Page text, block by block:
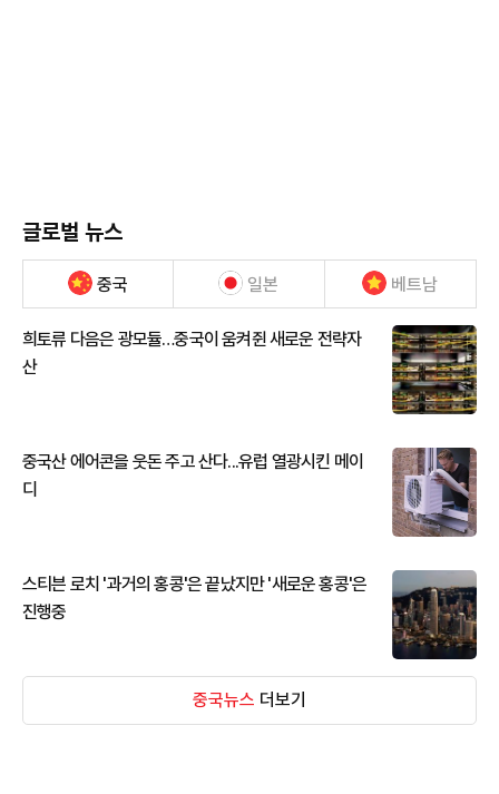
글로벌 뉴스
중국 일본 베트남
희토류 다음은 광모듈…중국이 움켜쥔 새로운 전략자
산
중국산 에어콘을 웃돈 주고 산다...유럽 열광시킨 메이
디
스티븐 로치 '과거의 홍콩'은 끝났지만 '새로운 홍콩'은
진행중
중국뉴스 더보기